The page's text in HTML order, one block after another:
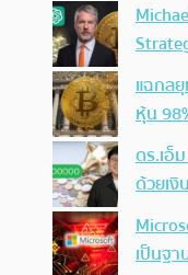
แฉกล
หุ้น
ดร.เอ็
ด้วยเงิ
เป็นฐ